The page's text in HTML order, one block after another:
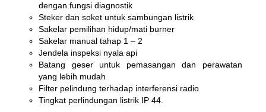
dengan fungsi diagnostik
Steker dan soket untuk sambungan listrik
Sakelar pemilihan hidup/mati burner
Sakelar manual tahap 1 – 2
Jendela inspeksi nyala api
Batang geser untuk pemasangan dan perawatan
yang lebih mudah
Filter pelindung terhadap interferensi radio
Tingkat perlindungan listrik IP 44.